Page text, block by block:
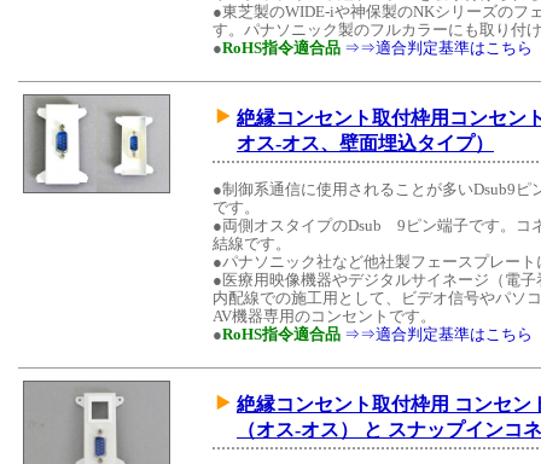
●東芝製のWIDE-iや神保製のNKシリーズのフ
す。パナソニック製のフルカラーにも取り付
●RoHS指令適合品 ⇒⇒適合判定基準はこちら
絶縁コンセント取付枠用コンセン
オス-オス、壁面埋込タイプ）
●制御系通信に使用されることが多いDsub9
です。
●両側オスタイプのDsub 9ピン端子です。コ
結線です。
●パナソニック社など他社製フェースプレー
●医療用映像機器やデジタルサイネージ（電
内配線での施工用として、ビデオ信号やパソ
AV機器専用のコンセントです。
●RoHS指令適合品 ⇒⇒適合判定基準はこちら
絶縁コンセント取付枠用 コンセン
（オス-オス） と スナップイン